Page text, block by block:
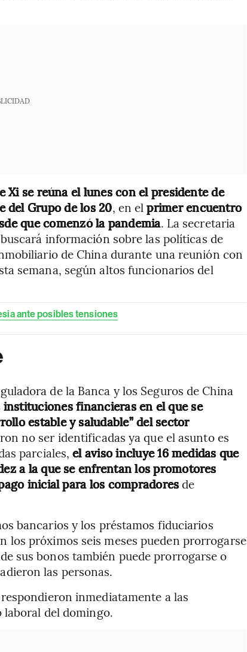
Xi se reúna el lunes con el presidente de
del Grupo de los 20, en elprimer encuentro
que comenzó la pandemia. La secretaria
información sobre las políticas de
de China durante una reunión con
semana, según altos funcionarios del
ante posibles tensiones
de la Banca y los Seguros de China
financieras en el que se
estable y saludable” del sector
no ser identificadas ya que el asunto es
parciales,el aviso incluye 16 medidas que
a la que se enfrentan los promotores
inicial para los compradoresde
bancarios y los préstamos fiduciarios
los próximos seis meses pueden prorrogarse
sus bonos también puede prorrogarse o
las personas.
inmediatamente a las
del domingo.